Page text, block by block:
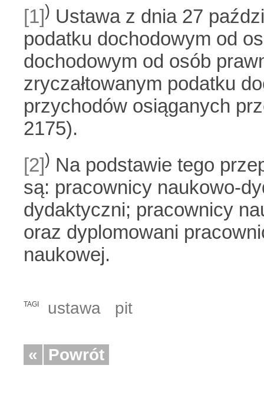
[1]) Ustawa z dnia 27
podatku dochodowym od
dochodowym od osób
zryczałtowanym podatku
przychodów osiąganych
2175).
[2]) Na podstawie tego
są: pracownicy naukowo-
dydaktyczni; pracownicy
oraz dyplomowani
naukowej.
TAGI ustawa pit
« Powrót